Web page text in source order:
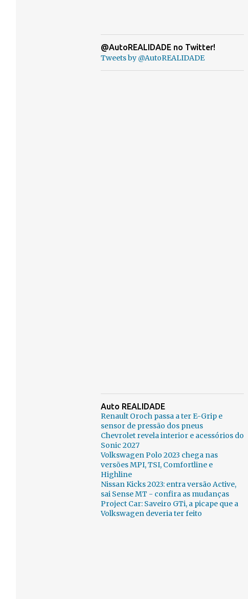
@AutoREALIDADE no Twitter!
Tweets by @AutoREALIDADE
Auto REALIDADE
Renault Oroch passa a ter E-Grip e
sensor de pressão dos pneus
Chevrolet revela interior e acessórios do
Sonic 2027
Volkswagen Polo 2023 chega nas
versões MPI, TSI, Comfortline e
Highline
Nissan Kicks 2023: entra versão Active,
sai Sense MT - confira as mudanças
Project Car: Saveiro GTi, a picape que a
Volkswagen deveria ter feito